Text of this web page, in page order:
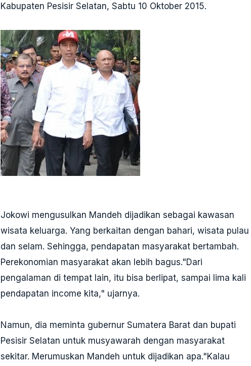
Kabupaten Pesisir Selatan, Sabtu 10 Oktober 2015.
Jokowi mengusulkan Mandeh dijadikan sebagai kawasan
wisata keluarga. Yang berkaitan dengan bahari, wisata pulau
dan selam. Sehingga, pendapatan masyarakat bertambah.
Perekonomian masyarakat akan lebih bagus."Dari
pengalaman di tempat lain, itu bisa berlipat, sampai lima kali
pendapatan income kita," ujarnya.
Namun, dia meminta gubernur Sumatera Barat dan bupati
Pesisir Selatan untuk musyawarah dengan masyarakat
sekitar. Merumuskan Mandeh untuk dijadikan apa."Kalau